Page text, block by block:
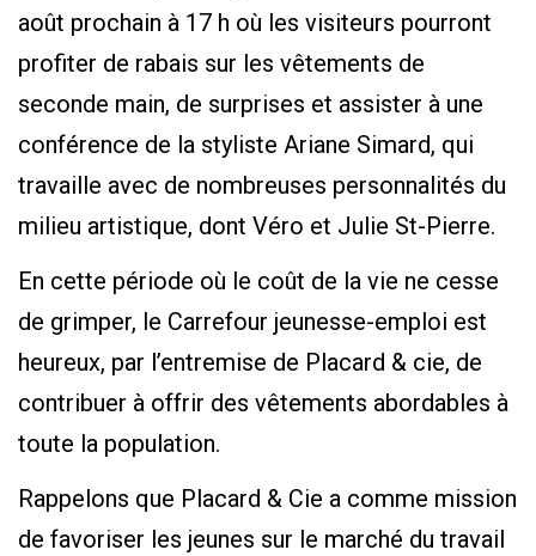
août prochain à 17 h où les visiteurs pourront
profiter de rabais sur les vêtements de
seconde main, de surprises et assister à une
conférence de la styliste Ariane Simard, qui
travaille avec de nombreuses personnalités du
milieu artistique, dont Véro et Julie St-Pierre.
En cette période où le coût de la vie ne cesse
de grimper, le Carrefour jeunesse-emploi est
heureux, par l’entremise de Placard & cie, de
contribuer à offrir des vêtements abordables à
toute la population.
Rappelons que Placard & Cie a comme mission
de favoriser les jeunes sur le marché du travail